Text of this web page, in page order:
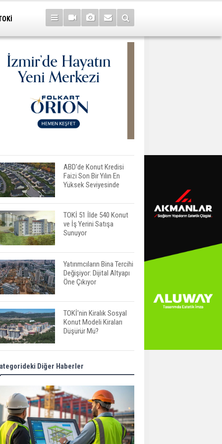
ABD'de Konut Kredisi
Faizi Son Bir Yılın En
Yüksek Seviyesinde
TOKİ 51 İlde 540 Konut
ve İş Yerini Satışa
Sunuyor
Yatırımcıların Bina Tercihi
Değişiyor: Dijital Altyapı
Öne Çıkıyor
TOKİ'nin Kiralık Sosyal
Konut Modeli Kiraları
Düşürür Mü?
İkinci El Konut Fiyatları
İspanya'da Bir Yılda
Konut Satışları Güçlü
Seyrini Korudu Yabancıya
Satış Geriledi
Diğer Haberler